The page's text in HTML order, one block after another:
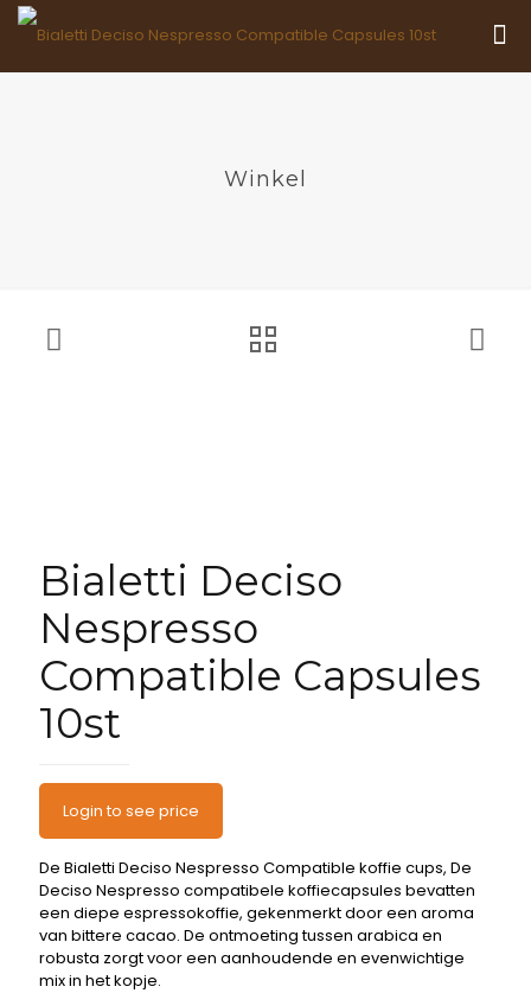
Winkel
Bialetti Deciso
Nespresso
Compatible Capsules
10st
Login to see price
De Bialetti Deciso Nespresso Compatible koffie cups, De
Deciso Nespresso compatibele koffiecapsules bevatten
een diepe espressokoffie, gekenmerkt door een aroma
van bittere cacao. De ontmoeting tussen arabica en
robusta zorgt voor een aanhoudende en evenwichtige
mix in het kopje.